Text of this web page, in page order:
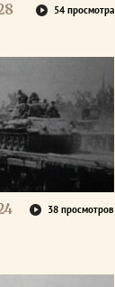
54 просмотра
38 просмотров